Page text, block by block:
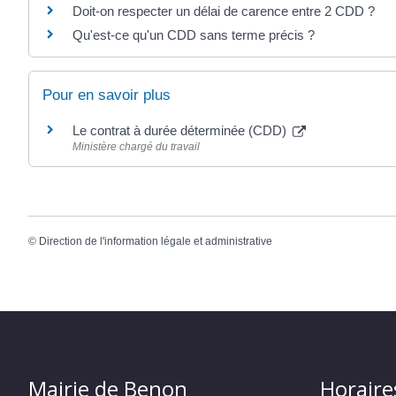
Doit-on respecter un délai de carence entre 2 CDD ?
Qu'est-ce qu'un CDD sans terme précis ?
Pour en savoir plus
Le contrat à durée déterminée (CDD)
Ministère chargé du travail
© Direction de l'information légale et administrative
Mairie de Benon